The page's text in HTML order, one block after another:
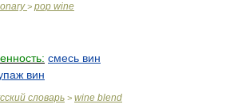
> pop wine
смесь вин
вин
словарь > wine blend